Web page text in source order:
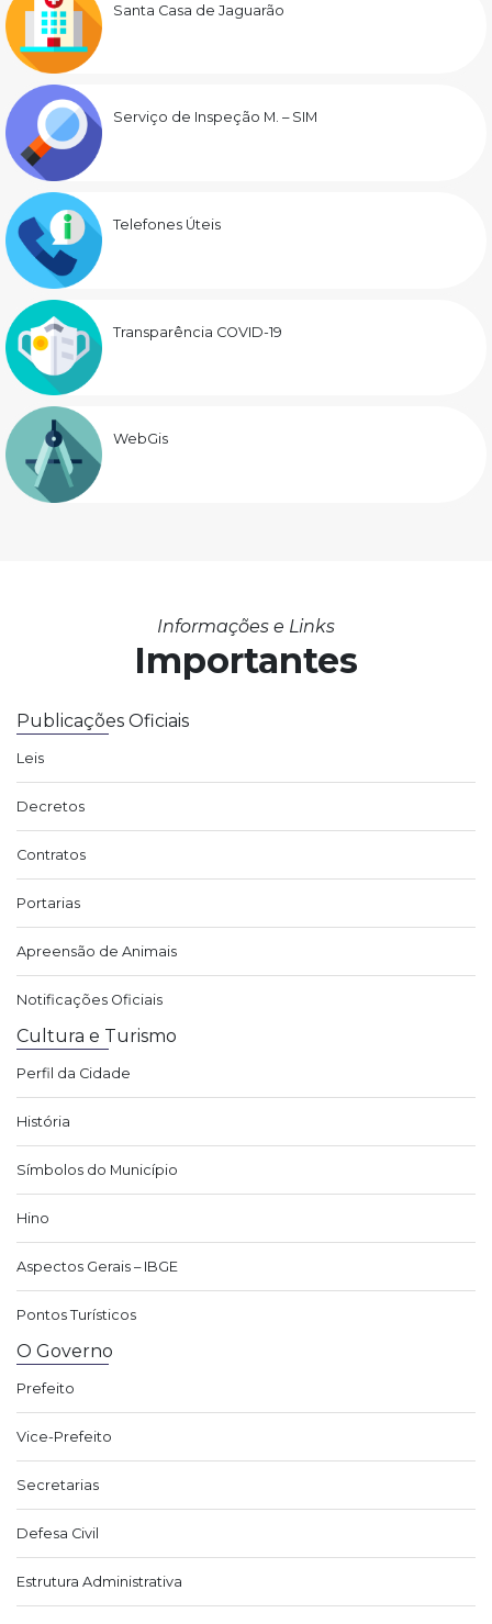
Santa Casa de Jaguarão
Serviço de Inspeção M. – SIM
Telefones Úteis
Transparência COVID-19
WebGis
Informações e Links
Importantes
Publicações Oficiais
Leis
Decretos
Contratos
Portarias
Apreensão de Animais
Notificações Oficiais
Cultura e Turismo
Perfil da Cidade
História
Símbolos do Município
Hino
Aspectos Gerais – IBGE
Pontos Turísticos
O Governo
Prefeito
Vice-Prefeito
Secretarias
Defesa Civil
Estrutura Administrativa